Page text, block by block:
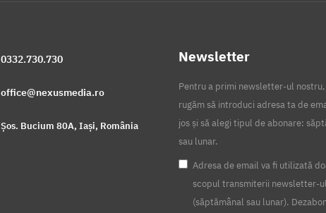
0332.730.730
office@nexusmedia.ro
Șos. Bucium 80A, Iași, România
Newsletter
Pentru a primi newsletter-ul
rugăm să introduci adresa ta de
jos și să alegi tipul de abonare:
sau lunar.
Adresa de email va fi utilizată
scopul transmiterii newsletter-
(săptămânal sau lunar).